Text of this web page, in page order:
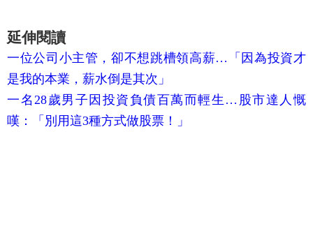
延伸閱讀
一位公司小主管，卻不想跳槽領高薪…「因為投資才
是我的本業，薪水倒是其次」
一名28歲男子因投資負債百萬而輕生…股市達人慨
嘆：「別用這3種方式做股票！」